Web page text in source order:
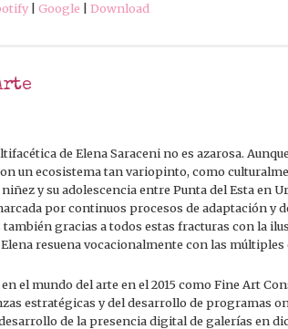
Google Download
de Elena Saraceni no es azarosa.
un ecosistema tan variopinto, como
y su adolescencia entre Punta del Esta en
por continuos procesos de adaptación y
también gracias a todos estas fracturas con la
resuena vocacionalmente con las
el mundo del arte en el 2015 como Fine Art
estratégicas y del desarrollo de programas
de la presencia digital de galerías en